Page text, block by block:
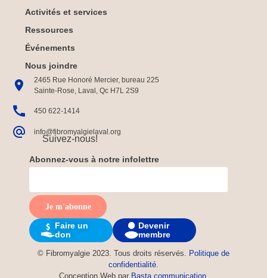
Activités et services
Ressources
Événements
Nous joindre
2465 Rue Honoré Mercier, bureau 225
Sainte-Rose, Laval, Qc H7L 2S9
450 622-1414
info@fibromyalgielaval.org
Suivez-nous!
Abonnez-vous à notre infolettre
Devenir
membre
Faire un
don
© Fibromyalgie 2023. Tous droits réservés. Politique de
confidentialité.
Conception Web par Basta communication.